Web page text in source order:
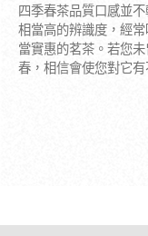
四季春茶品質口感並
相當高的辨識度，經
當實惠的茗茶。若您
春，相信會使您對它有